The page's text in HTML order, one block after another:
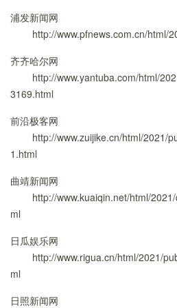
浦发新闻网
http://www.pfnews.com.cn/html/
齐齐哈尔网
http://www.yantuba.com/html/
3169.html
前沿极客网
http://www.zuijike.cn/html/2021/
1.html
曲靖新闻网
http://www.kuaiqin.net/html/
ml
日瓜娱乐网
http://www.rigua.cn/html/2021/
ml
日照新闻网